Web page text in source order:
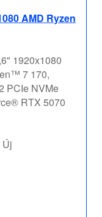
AMD Ryzen
1920x1080
7 170,
PCIe NVMe
RTX 5070
Új